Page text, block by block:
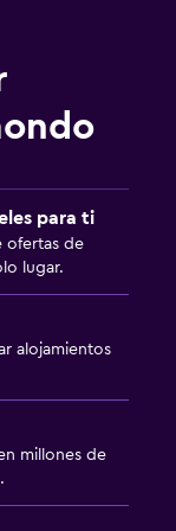
para ti
ofertas de
lugar.
alojamientos
millones de